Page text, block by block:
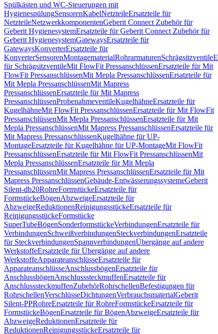
Spülkästen und WC-Steuerungen mit
HygienespülungSensorenKabelNetzteileErsatzteile für
NetzteileNetzwerkkomponentenGeberit Connect Zubehör für
Geberit HygienesystemErsatzteile für Geberit Connect Zubehör für
Geberit HygienesystemGatewaysErsatzteile für
GatewaysKonverterErsatzteile für
KonverterSensorenMontagematerialRohrarmaturenSchrägsitzventile
für SchrägsitzventileMit FlowFit PressanschlüssenErsatzteile für Mit
FlowFit PressanschlüssenMit Mepla PressanschlüssenErsatzteile für
Mit Mepla PressanschlüssenMit Mapress
PressanschlüssenErsatzteile für Mit Mapress
PressanschlüssenProbenahmeventileKugelhähneErsatzteile für
KugelhähneMit FlowFit PressanschlüssenErsatzteile für Mit FlowFit
PressanschlüssenMit Mepla PressanschlüssenErsatzteile für Mit
Mepla PressanschlüssenMit Mapress PressanschlüssenErsatzteile für
Mit Mapress PressanschlüssenKugelhähne für UP-
MontageErsatzteile für Kugelhähne für UP-MontageMit FlowFit
PressanschlüssenErsatzteile für Mit FlowFit PressanschlüssenMit
Mepla PressanschlüssenErsatzteile für Mit Mepla
PressanschlüssenMit Mapress PressanschlüssenErsatzteile für Mit
Mapress PressanschlüssenGebäude-EntwässerungssystemeGeberit
Silent-db20RohreFormstückeErsatzteile für
FormstückeBögenAbzweigeErsatzteile für
AbzweigeReduktionenReinigungsstückeErsatzteile für
ReinigungsstückeFormstücke
SuperTubeBögenSonderformstückeVerbindungenErsatzteile für
VerbindungenSchweißverbindungenSteckverbindungenErsatzteile
für SteckverbindungenSpannverbindungenÜbergänge auf andere
WerkstoffeErsatzteile für Übergänge auf andere
WerkstoffeApparateanschlüsseErsatzteile für
ApparateanschlüsseAnschlussbögenErsatzteile für
AnschlussbögenAnschlusssteckmuffenErsatzteile für
AnschlusssteckmuffenZubehörRohrschellenBefestigungen für
RohrschellenVerschlüsseDichtungenVerbrauchsmaterialGeberit
Silent-PPRohreErsatzteile für RohreFormstückeErsatzteile für
FormstückeBögenErsatzteile für BögenAbzweigeErsatzteile für
AbzweigeReduktionenErsatzteile für
ReduktionenReinigungsstückeErsatzteile für